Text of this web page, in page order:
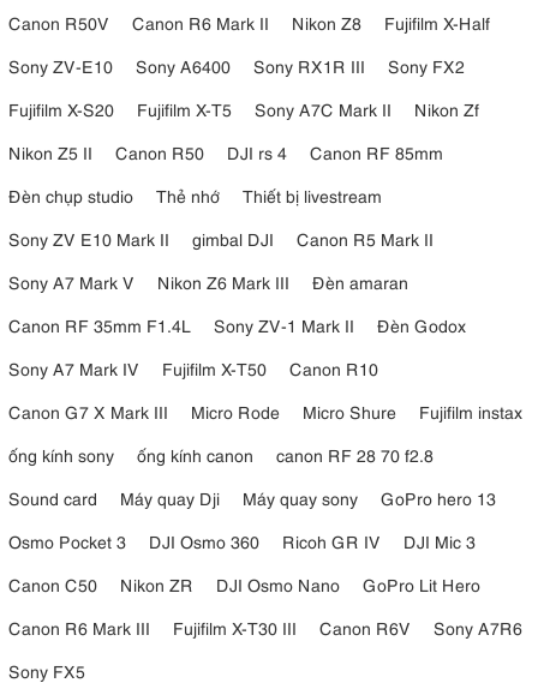
Canon R50V
Canon R6 Mark II Nikon Z8
Fujifilm X-Half
Sony ZV-E10
Sony A6400 Sony RX1R III
Sony FX2
Fujifilm X-S20
Fujifilm X-T5 Sony A7C Mark II
Nikon Zf
Nikon Z5 II
Canon R50 DJI rs 4
Canon RF 85mm
Đèn chụp studio
Thẻ nhớ
Thiết bị livestream
Sony ZV E10 Mark II
gimbal DJI
Canon R5 Mark II
Sony A7 Mark V
Nikon Z6 Mark III
Đèn amaran
Canon RF 35mm F1.4L
Sony ZV-1 Mark II
Đèn Godox
Sony A7 Mark IV
Fujifilm X-T50
Canon R10
Canon G7 X Mark III
Micro Rode Micro Shure
Fujifilm instax
ống kính sony
ống kính canon
canon RF 28 70 f2.8
Sound card
Máy quay Dji Máy quay sony
GoPro hero 13
Osmo Pocket 3
DJI Osmo 360 Ricoh GR IV
DJI Mic 3
Canon C50
Nikon ZR DJI Osmo Nano
GoPro Lit Hero
Canon R6 Mark III
Fujifilm X-T30 III Canon R6V
Sony A7R6
Sony FX5